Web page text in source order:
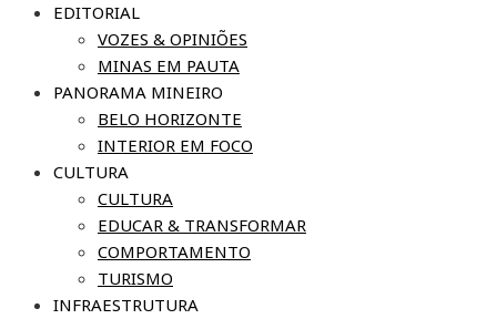
EDITORIAL
VOZES & OPINIÕES
MINAS EM PAUTA
PANORAMA MINEIRO
BELO HORIZONTE
INTERIOR EM FOCO
CULTURA
CULTURA
EDUCAR & TRANSFORMAR
COMPORTAMENTO
TURISMO
INFRAESTRUTURA